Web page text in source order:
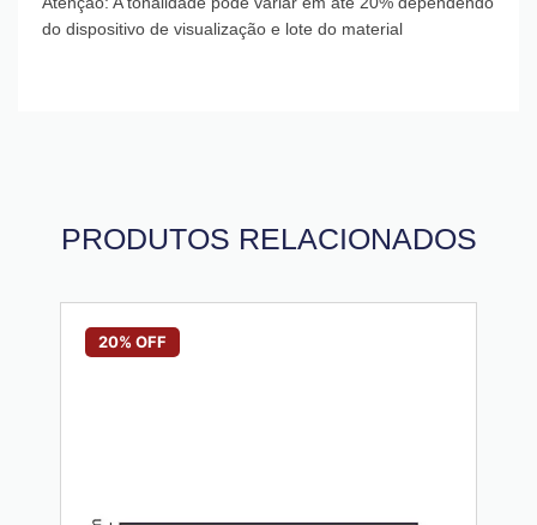
do dispositivo de visualização e lote do material
PRODUTOS RELACIONADOS
20% OFF